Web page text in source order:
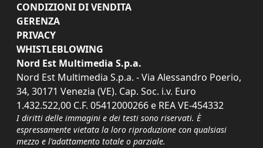
CONDIZIONI DI VENDITA
GERENZA
PRIVACY
WHISTLEBLOWING
Nord Est Multimedia S.p.a.
Nord Est Multimedia S.p.a. - Via Alessandro Poerio,
34, 30171 Venezia (VE). Cap. Soc. i.v. Euro
1.432.522,00 C.F. 05412000266 e REA VE-454332
I diritti delle immagini e dei testi sono riservati. È
espressamente vietata la loro riproduzione con qualsiasi
mezzo e l'adattamento totale o parziale.